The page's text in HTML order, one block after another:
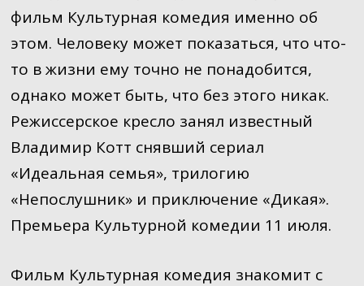
фильм Культурная комедия именно об
этом. Человеку может показаться, что что-
то в жизни ему точно не понадобится,
однако может быть, что без этого никак.
Режиссерское кресло занял известный
Владимир Котт снявший сериал
«Идеальная семья», трилогию
«Непослушник» и приключение «Дикая».
Премьера Культурной комедии 11 июля.
Фильм Культурная комедия знакомит с